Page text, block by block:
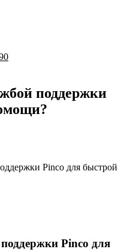
поддержки
Pinco для быстрой
Pinco для